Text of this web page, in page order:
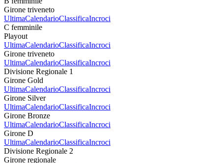
Girone triveneto
UltimaCalendarioClassificaIncroci
C femminile
Playout
UltimaCalendarioClassificaIncroci
Girone triveneto
UltimaCalendarioClassificaIncroci
Divisione Regionale 1
Girone Gold
UltimaCalendarioClassificaIncroci
Girone Silver
UltimaCalendarioClassificaIncroci
Girone Bronze
UltimaCalendarioClassificaIncroci
Girone D
UltimaCalendarioClassificaIncroci
Divisione Regionale 2
Girone regionale